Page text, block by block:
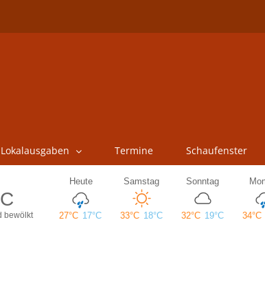
Lokalausgaben Termine Schaufenster